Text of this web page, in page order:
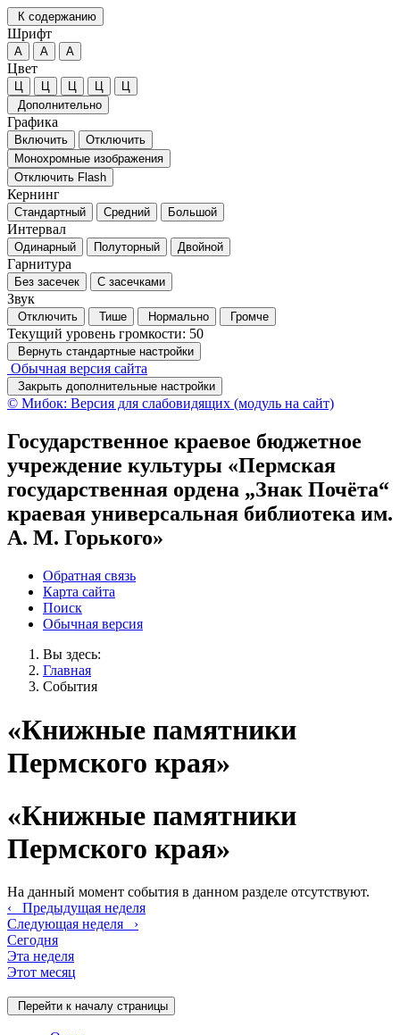
К содержанию
Шрифт
А А А
Цвет
Ц Ц Ц Ц
Ц
Дополнительно
Графика
Включить
Отключить
Монохромные изображения
Отключить Flash
Кернинг
Стандартный Средний Большой
Интервал
Одинарный Полуторный Двойной
Гарнитура
Без засечек С засечками
Звук
Отключить Тише Нормально Громче
Текущий уровень громкости: 50
Вернуть стандартные настройки
Обычная версия сайта
Закрыть дополнительные настройки
© Мибок: Версия для слабовидящих (модуль на сайт)
Государственное краевое бюджетное
учреждение культуры «Пермская
государственная ордена „Знак Почёта“
краевая универсальная библиотека им.
А. М. Горького»
Обратная связь
Карта сайта
Поиск
Обычная версия
Вы здесь:
Главная
События
«Книжные памятники
Пермского края»
«Книжные памятники
Пермского края»
На данный момент события в данном разделе отсутствуют.
‹ Предыдущая неделя
Следующая неделя ›
Сегодня
Эта неделя
Этот месяц
Перейти к началу страницы